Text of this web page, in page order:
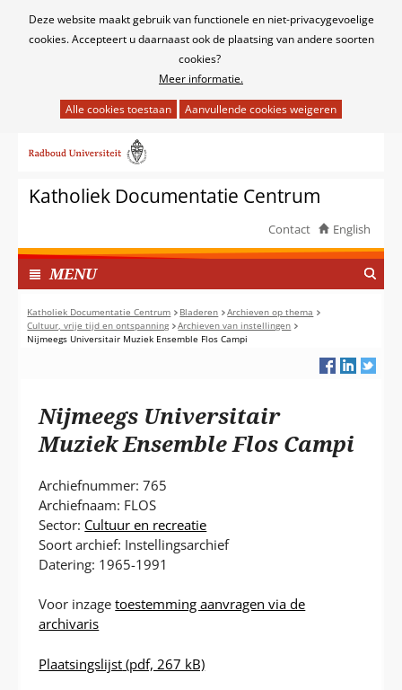
Cookies
Deze website maakt gebruik van functionele en niet-privacygevoelige
cookies. Accepteert u daarnaast ook de plaatsing van andere soorten
cookies?
Meer informatie.
het
van
cookies
deze
website
worden
toegestaan
of
geweigerd.
naar
inhoudKatholiek Documentatie Centrum
Contact English
MENUI
N
G
E
K
T
Katholiek Documentatie Centrum Bladeren
Archieven op thema
Cultuur, vrije tijd en ontspanning
Archieven van instellingen
Nijmeegs Universitair Muziek Ensemble Flos Campi
Nijmeegs Universitair
Muziek Ensemble Flos Campi
Archiefnummer: 765
Archiefnaam: FLOS
Sector: Cultuur en recreatie
Soort archief: Instellingsarchief
Datering: 1965-1991
Voor inzagetoestemming aanvragen via de
archivaris
Plaatsingslijst (pdf, 267 kB)